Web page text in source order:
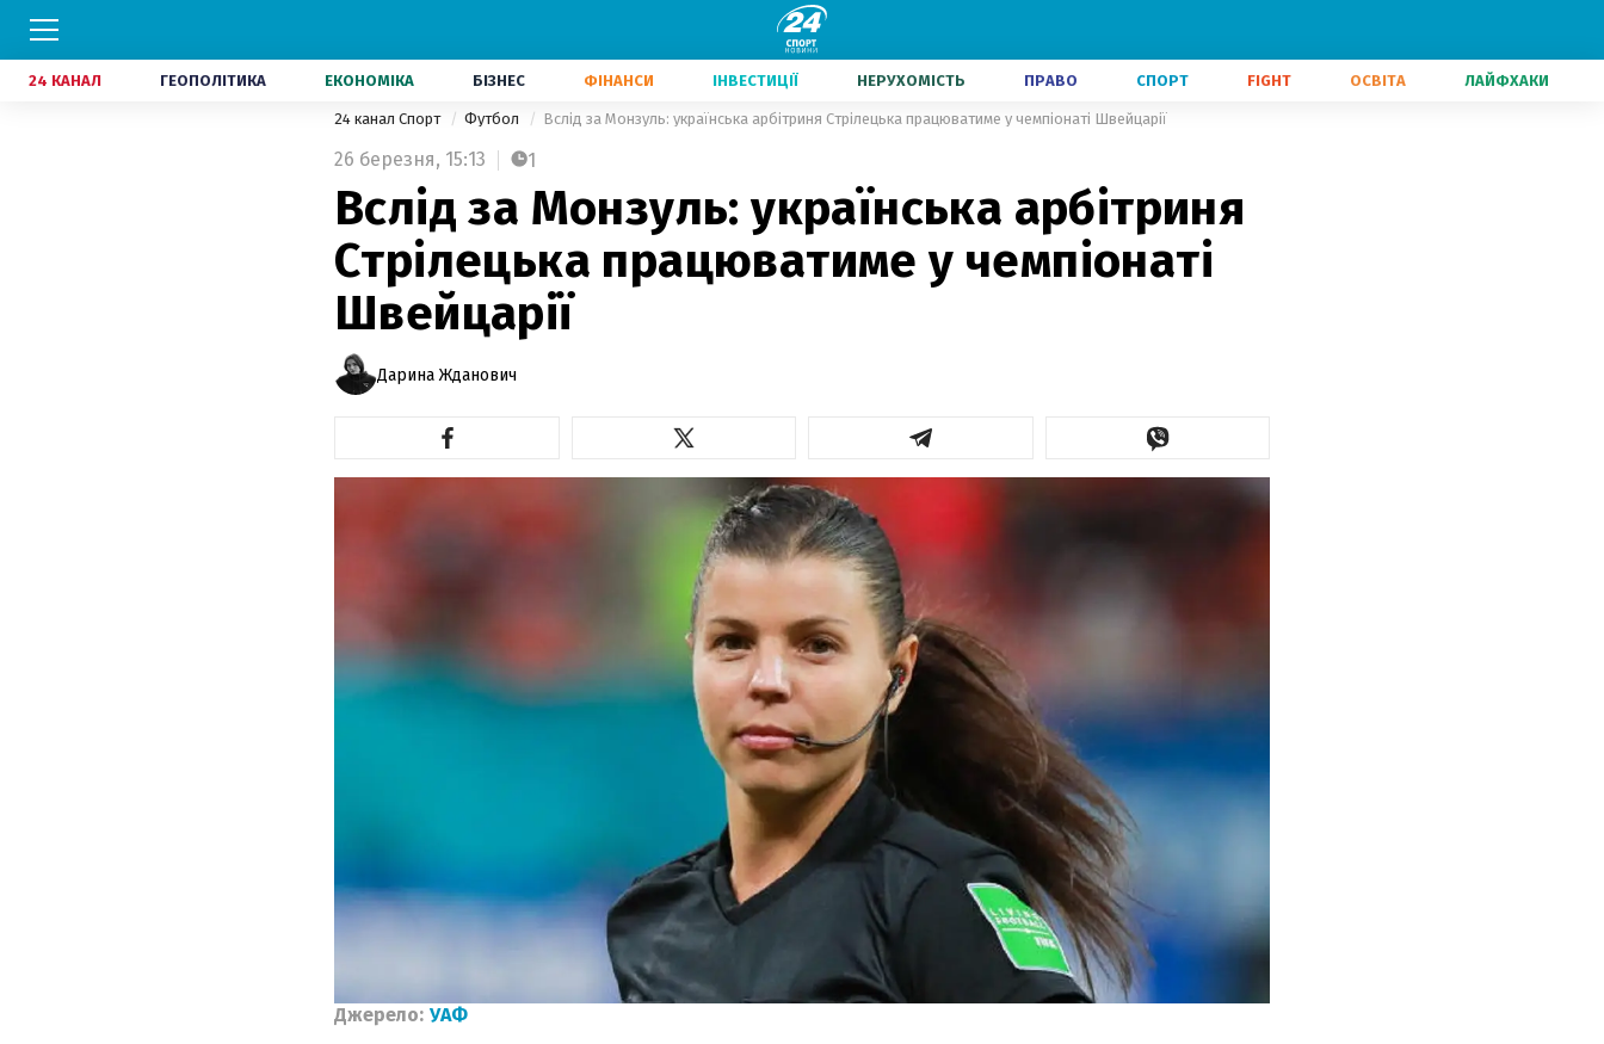
24 КАНАЛ ГЕОПОЛІТИКА ЕКОНОМІКА БІЗНЕС ФІНАНСИ ІНВЕСТИЦІЇ НЕРУХОМІСТЬ ПРАВО СПОРТ FIGHT ОСВІТА ЛАЙФХАКИ
24 канал Спорт Футбол Вслід за Монзуль: українська арбітриня Стрілецька працюватиме у чемпіонаті Швейцарії
26 березня, 15:13 1
Вслід за Монзуль: українська арбітриня
Стрілецька працюватиме у чемпіонаті
Швейцарії
Дарина Жданович
Джерело: УАФ